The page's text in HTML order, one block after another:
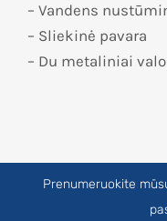
– Vandens
– Sliekinė pavara
– Du metaliniai
Prenumeruokite